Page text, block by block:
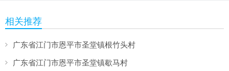
相关推荐
广东省江门市恩平市圣堂镇根竹头村
广东省江门市恩平市圣堂镇歇马村